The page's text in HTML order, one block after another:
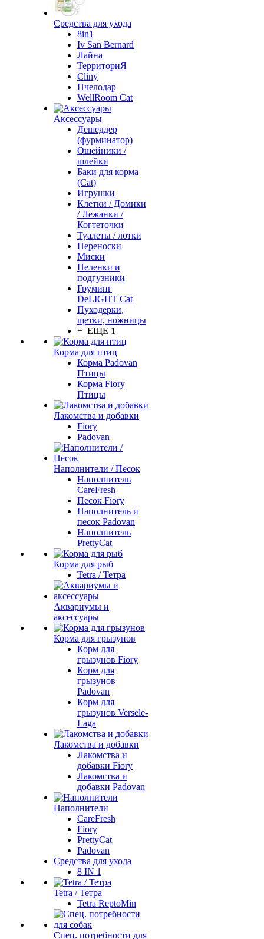
Средства для ухода
8in1
Iv San Bernard
Лайна
ТерриториЯ
Cliny
Пчелодар
WellRoom Cat
Аксессуары
Дешеддер
(фурминатор)
Ошейники /
шлейки
Баки для корма
(Cat)
Игрушки
Клетки / Домики
/ Лежанки /
Когтеточки
Туалеты / лотки
Переноски
Миски
Пеленки и
подгузники
Груминг
DeLIGHT Cat
Пуходерки,
щетки, ножницы
+ ЕЩЕ 1
Корма для птиц
Корма Padovan
Птицы
Корма Fiory
Птицы
Лакомства и добавки
Fiory
Padovan
Наполнители / Песок
Наполнитель
CareFresh
Песок Fiory
Наполнитель и
песок Padovan
Наполнитель
PrettyCat
Корма для рыб
Tetra / Тетра
Аквариумы и
аксессуары
Корма для грызунов
Корм для
грызунов Fiory
Корм для
грызунов
Padovan
Корм для
грызунов Versele-
Laga
Лакомства и добавки
Лакомства и
добавки Fiory
Лакомства и
добавки Padovan
Наполнители
CareFresh
Fiory
PrettyCat
Padovan
Средства для ухода
8 IN 1
Tetra / Тетра
Tetra ReptoMin
Спец. потребности для